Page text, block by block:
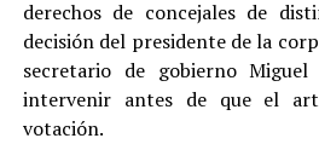
derechos de concejales de
decisión del presidente de la
secretario de gobierno
intervenir antes de que el
votación.